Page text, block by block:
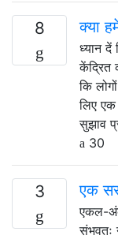
8 क्या
ध्यान
केंद्रित
कि
लिए
सुझाव
30
3 एक
एकल-
संभवतः